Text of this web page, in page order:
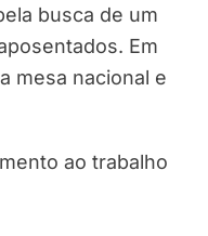
busca de um
Em
mesa nacional e
ao trabalho